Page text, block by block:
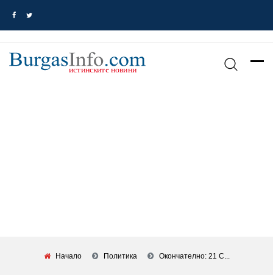
Начало Политика Окончателно: 21 С...